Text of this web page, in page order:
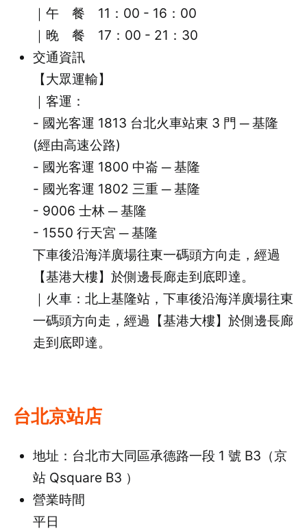
｜午 餐 11：00 - 16：00
｜晚 餐 17：00 - 21：30
交通資訊
【大眾運輸】
｜客運：
- 國光客運 1813 台北火車站東 3 門 ─ 基隆
(經由高速公路)
- 國光客運 1800 中崙 ─ 基隆
- 國光客運 1802 三重 ─ 基隆
- 9006 士林 ─ 基隆
- 1550 行天宮 ─ 基隆
下車後沿海洋廣場往東一碼頭方向走，經過
【基港大樓】於側邊長廊走到底即達。
｜火車：北上基隆站，下車後沿海洋廣場往東
一碼頭方向走，經過【基港大樓】於側邊長廊
走到底即達。
台北京站店
地址：台北市大同區承德路一段 1 號 B3（京
站 Qsquare B3 ）
營業時間
平日